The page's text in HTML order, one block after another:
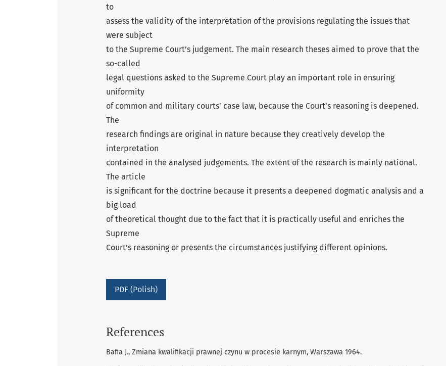
to
assess the validity of the interpretation of the provisions regulating the issues that
were subject
to the Supreme Court’s judgement. The main research theses aimed to prove that the
so-called
legal questions asked to the Supreme Court play an important role in ensuring
uniformity
of common and military courts’ case law, because the Court’s reasoning is deepened.
The
research findings are original in nature because they creatively develop the
interpretation
contained in the analysed judgements. The extent of the research is mainly national.
The article
is significant for the doctrine because it presents a deepened dogmatic analysis and a
big load
of theoretical thought due to the fact that it is practically useful and enriches the
Supreme
Court’s reasoning or presents the circumstances justifying different opinions.
PDF (Polish)
References
Bafia J., Zmiana kwalifikacji prawnej czynu w procesie karnym, Warszawa 1964.